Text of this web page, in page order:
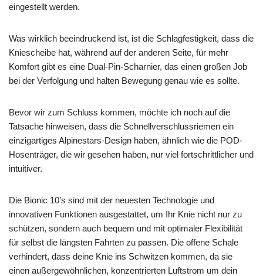
eingestellt werden.
Was wirklich beeindruckend ist, ist die Schlagfestigkeit, dass die
Kniescheibe hat, während auf der anderen Seite, für mehr
Komfort gibt es eine Dual-Pin-Scharnier, das einen großen Job
bei der Verfolgung und halten Bewegung genau wie es sollte.
Bevor wir zum Schluss kommen, möchte ich noch auf die
Tatsache hinweisen, dass die Schnellverschlussriemen ein
einzigartiges Alpinestars-Design haben, ähnlich wie die POD-
Hosenträger, die wir gesehen haben, nur viel fortschrittlicher und
intuitiver.
Die Bionic 10’s sind mit der neuesten Technologie und
innovativen Funktionen ausgestattet, um Ihr Knie nicht nur zu
schützen, sondern auch bequem und mit optimaler Flexibilität
für selbst die längsten Fahrten zu passen. Die offene Schale
verhindert, dass deine Knie ins Schwitzen kommen, da sie
einen außergewöhnlichen, konzentrierten Luftstrom um dein